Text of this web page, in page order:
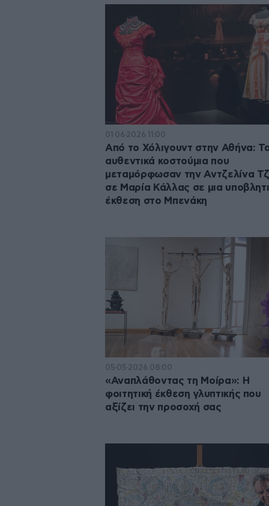
01·06·2026 11:00
Από το Χόλιγουντ στην Αθήνα:
αυθεντικά κοστούμια που
μεταμόρφωσαν την Αντζελίνα
σε Μαρία Κάλλας σε μια
έκθεση στο Μπενάκη
05·05·2026 08:00
«Αναπλάθοντας τη Μοίρα»: Η
φοιτητική έκθεση γλυπτικής που
αξίζει την προσοχή σας